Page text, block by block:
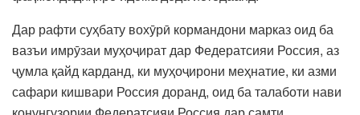
Дар рафти суҳбату вохӯрӣ кормандони марказ оид ба
вазъи имрӯзаи муҳоҷират дар Федератсияи Россия, аз
ҷумла қайд карданд, ки муҳоҷирони меҳнатие, ки азми
сафари кишвари Россия доранд, оид ба талаботи нави